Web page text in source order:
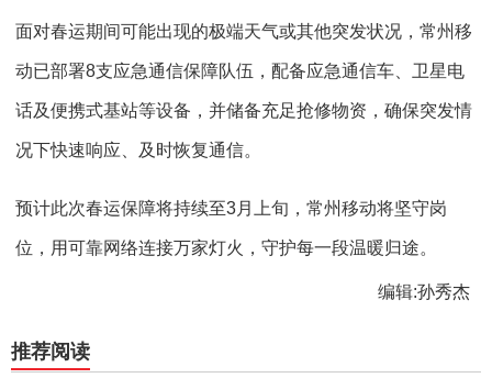
面对春运期间可能出现的极端天气或其他突发状况，常州移
动已部署8支应急通信保障队伍，配备应急通信车、卫星电
话及便携式基站等设备，并储备充足抢修物资，确保突发情
况下快速响应、及时恢复通信。
预计此次春运保障将持续至3月上旬，常州移动将坚守岗
位，用可靠网络连接万家灯火，守护每一段温暖归途。
编辑:孙秀杰
推荐阅读